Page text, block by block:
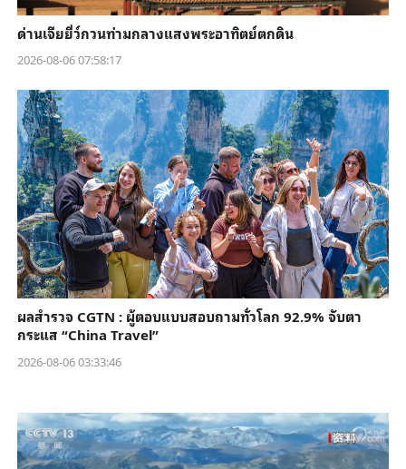
ด่านเจียยี่ว์กวนท่ามกลางแสงพระอาทิตย์ตกดิน
2026-08-06 07:58:17
ผลสำรวจ CGTN : ผู้ตอบแบบสอบถามทั่วโลก 92.9% จับตา
กระแส “China Travel”
2026-08-06 03:33:46